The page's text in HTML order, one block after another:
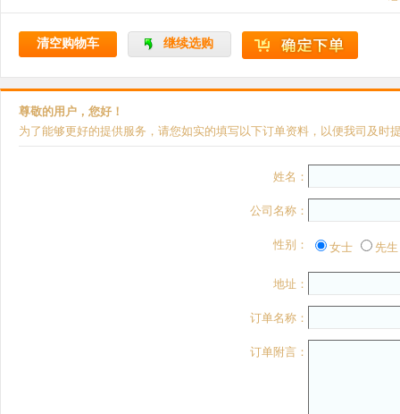
清空购物车 继续选购
尊敬的用户，您好！
为了能够更好的提供服务，请您如实的填写以下订单资料，以便我司及时
姓名：
公司名称：
性别： 女士 先生
地址：
订单名称：
订单附言：